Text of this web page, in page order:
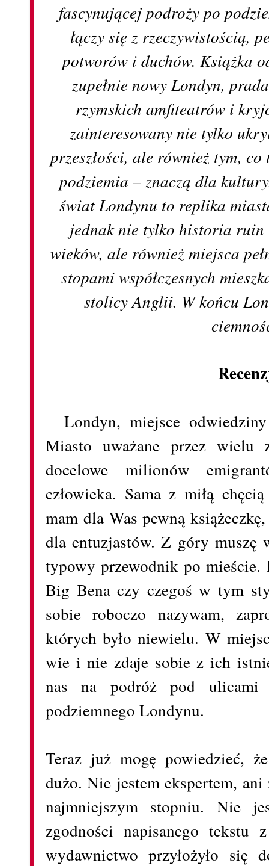
fascynującej podroży po
łączy się z rzeczywistością,
potworów i duchów. Książka
zupełnie nowy Londyn,
rzymskich amfiteatrów i
zainteresowany nie tylko
przeszłości, ale również tym,
podziemia – znaczą dla
świat Londynu to replika
jednak nie tylko historia ruin
wieków, ale również miejsca
stopami współczesnych
stolicy Anglii. W końcu
Londyn, miejsce
Miasto uważane przez wielu
docelowe milionów
człowieka. Sama z miłą
mam dla Was pewną
dla entuzjastów. Z góry muszę
typowy przewodnik po
Big Bena czy czegoś w tym
sobie roboczo nazywam,
których było niewielu. W
wie i nie zdaje sobie z ich
nas na podróż pod ulicami
podziemnego Londynu.
Teraz już mogę powiedzieć,
dużo. Nie jestem ekspertem,
najmniejszym stopniu. Nie
zgodności napisanego
wydawnictwo przyłożyło się